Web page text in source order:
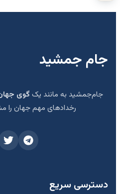
جام جمشید
جام‌جمشید به مانند یک گوی
رخدادهای مهم جهان را
دسترسی سریع